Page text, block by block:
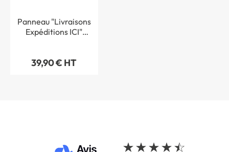
Panneau "Livraisons
Expéditions ICI"
39,90 € HT